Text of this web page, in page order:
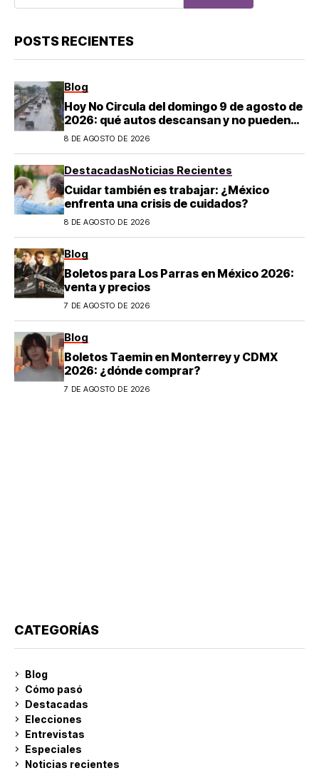
POSTS RECIENTES
Blog
Hoy No Circula del domingo 9 de agosto de
2026: qué autos descansan y no pueden
salir en CDMX y el Estado de México; estos
8 DE AGOSTO DE 2026
DestacadasNoticias Recientes
Cuidar también es trabajar: ¿México
enfrenta una crisis de cuidados?
8 DE AGOSTO DE 2026
Blog
Boletos para Los Parras en México 2026:
venta y precios
7 DE AGOSTO DE 2026
Blog
Boletos Taemin en Monterrey y CDMX
2026: ¿dónde comprar?
7 DE AGOSTO DE 2026
CATEGORÍAS
Blog
Cómo pasó
Destacadas
Elecciones
Entrevistas
Especiales
Noticias recientes